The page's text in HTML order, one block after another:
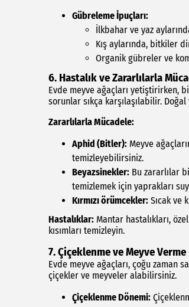
Gübreleme İpuçları:
İlkbahar ve yaz
Kış aylarında, bitkiler
Organik gübreler ve
6. Hastalık ve Zararlılarla
Evde meyve ağaçları yetiştirirken,
sorunlar sıkça karşılaşılabilir.
Zararlılarla Mücadele:
Aphid (Bitler): Meyve
temizleyebilirsiniz.
Beyazsinekler: Bu zararlılar
temizlemek için yaprakları
Kırmızı örümcekler: Sıcak ve
Hastalıklar: Mantar hastalıkları,
kısımları temizleyin.
7. Çiçeklenme ve Meyve Verme
Evde meyve ağaçları, çoğu zaman
çiçekler ve meyveler alabilirsiniz.
Çiçeklenme Dönemi: